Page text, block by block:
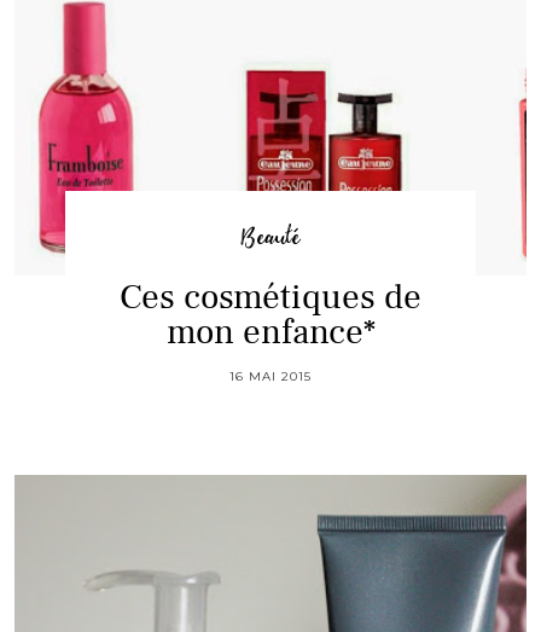
Beauté
Ces cosmétiques de
mon enfance*
16 MAI 2015